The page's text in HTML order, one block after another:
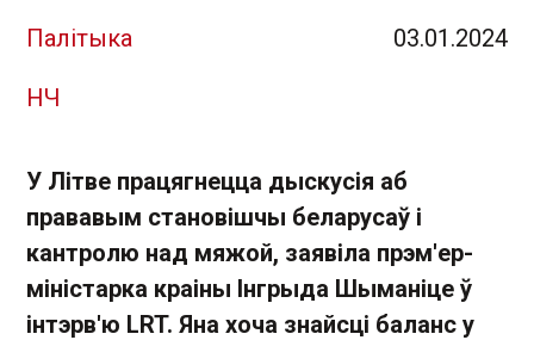
Палітыка 03.01.2024
НЧ
У Літве працягнецца дыскусія аб
прававым становішчы беларусаў і
кантролю над мяжой, заявіла прэм'ер-
міністарка краіны Інгрыда Шыманіце ў
інтэрв'ю LRT. Яна хоча знайсці баланс у